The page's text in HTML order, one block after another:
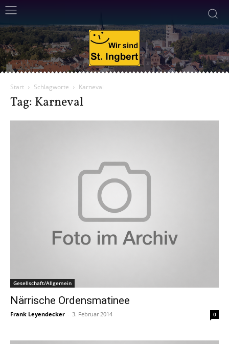
Start Schlagworte Karneval
Tag: Karneval
Gesellschaft/Allgemein
Närrische Ordensmatinee
Frank Leyendecker - 3. Februar 2014 0